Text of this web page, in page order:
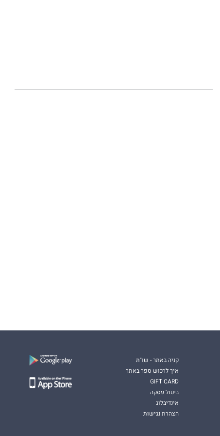
קניה באתר - שו"ת
איך לרכוש ספר באתר
GIFT CARD
ביטול עסקה
אינדיבלוג
הצהרת נגישות